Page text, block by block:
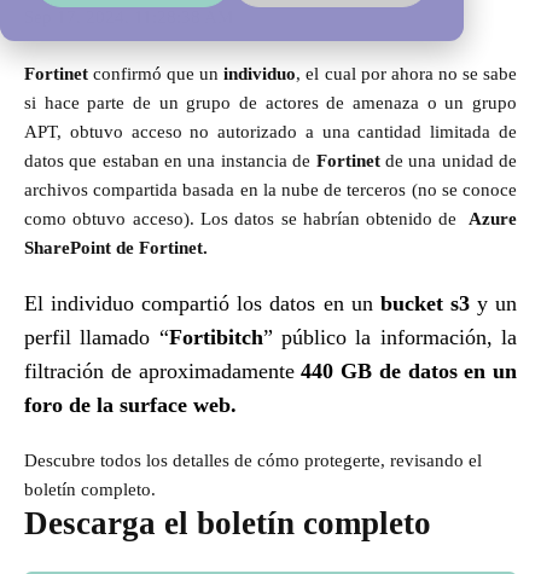
Fortinet confirmó que unindividuo, el cual por ahora no se sabe
si hace parte de un grupo de actores de amenaza o un grupo
APT, obtuvo acceso no autorizado a una cantidad limitada de
datos que estaban en una instancia de Fortinet de una unidad de
archivos compartida basada en la nube de terceros (no se conoce
como obtuvo acceso). Los datos se habrían obtenido de
Azure
SharePoint de Fortinet.
El individuo compartió los datos en un bucket s3 y un
perfil llamado “Fortibitch” público la información, la
filtración de aproximadamente440 GB de datos en un
foro de la surface web.
Descubre todos los detalles de cómo protegerte, revisando el
boletín completo.
Descarga el boletín completo